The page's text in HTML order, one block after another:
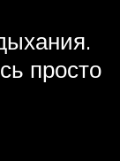
просто